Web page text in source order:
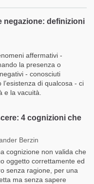
negazione: definizioni
affermativi -
la presenza o
- conosciuti
di qualcosa - ci
e la vacuità.
4 cognizioni che
Berzin
cognizione non valida che
oggetto correttamente ed
senza ragione, per una
ma senza sapere